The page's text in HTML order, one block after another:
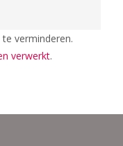
verminderen.
verwerkt.